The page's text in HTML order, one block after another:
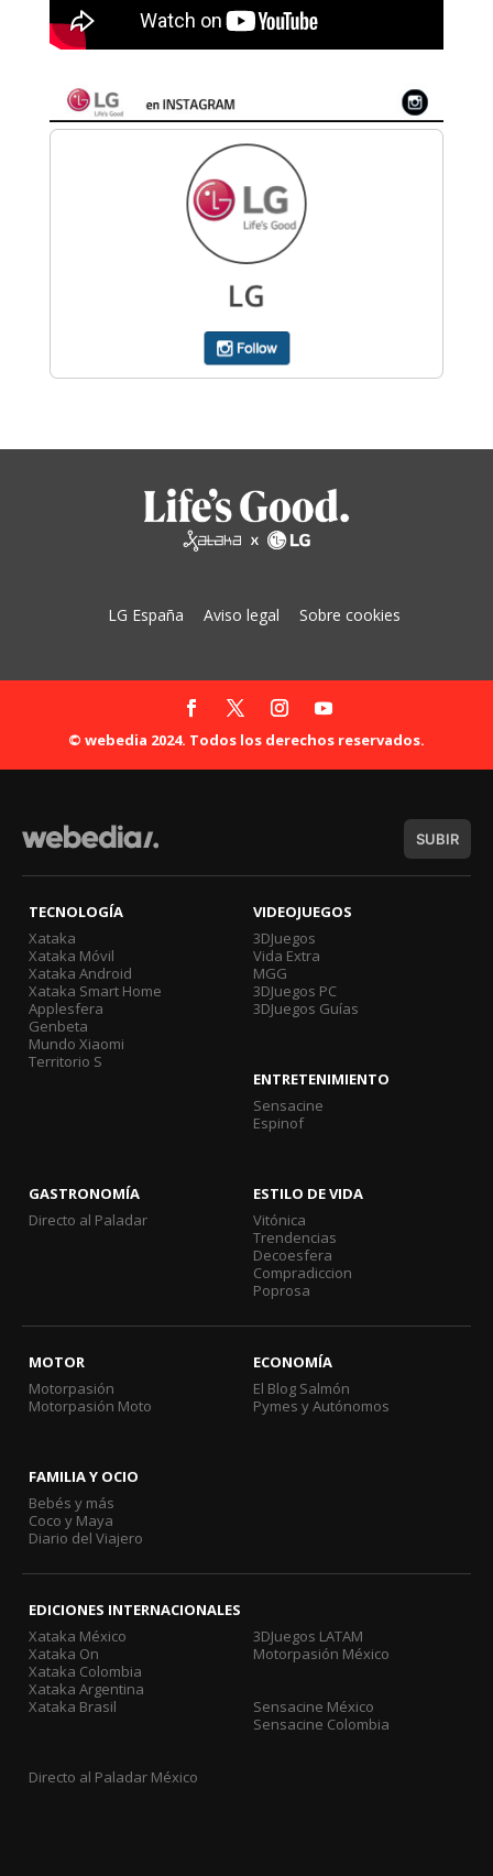
LG España Aviso legal Sobre cookies
© webedia 2024. Todos los derechos reservados.
SUBIR
TECNOLOGÍA
Xataka
Xataka Móvil
Xataka Android
Xataka Smart Home
Applesfera
Genbeta
Mundo Xiaomi
Territorio S
VIDEOJUEGOS
3DJuegos
Vida Extra
MGG
3DJuegos PC
3DJuegos Guías
ENTRETENIMIENTO
Sensacine
Espinof
GASTRONOMÍA
Directo al Paladar
ESTILO DE VIDA
Vitónica
Trendencias
Decoesfera
Compradiccion
Poprosa
MOTOR
Motorpasión
Motorpasión Moto
ECONOMÍA
El Blog Salmón
Pymes y Autónomos
FAMILIA Y OCIO
Bebés y más
Coco y Maya
Diario del Viajero
EDICIONES INTERNACIONALES
Xataka México
Xataka On
Xataka Colombia
Xataka Argentina
Xataka Brasil
3DJuegos LATAM
Motorpasión México
Sensacine México
Sensacine Colombia
Directo al Paladar México